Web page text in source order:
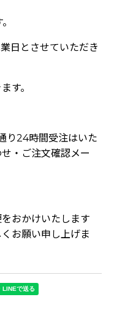
日とさせていただき
す。
り24時間受注はいた
・ご注文確認メー
おかけいたします
お願い申し上げま